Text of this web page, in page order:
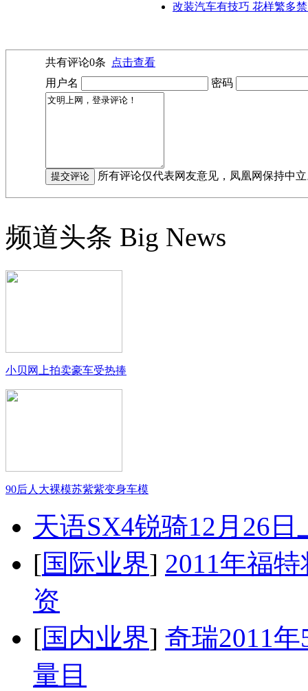
改装汽车有技巧 花样繁多
共有评论0条
点击查看
用户名
密码
所有评论仅代表网友意见，凤凰网保持中
频道头条 Big News
小贝网上拍卖豪车受热捧
90后人大裸模苏紫紫变身车模
天语SX4锐骑12月26
[国际业界] 2011年福
资
[国内业界] 奇瑞2011
量目